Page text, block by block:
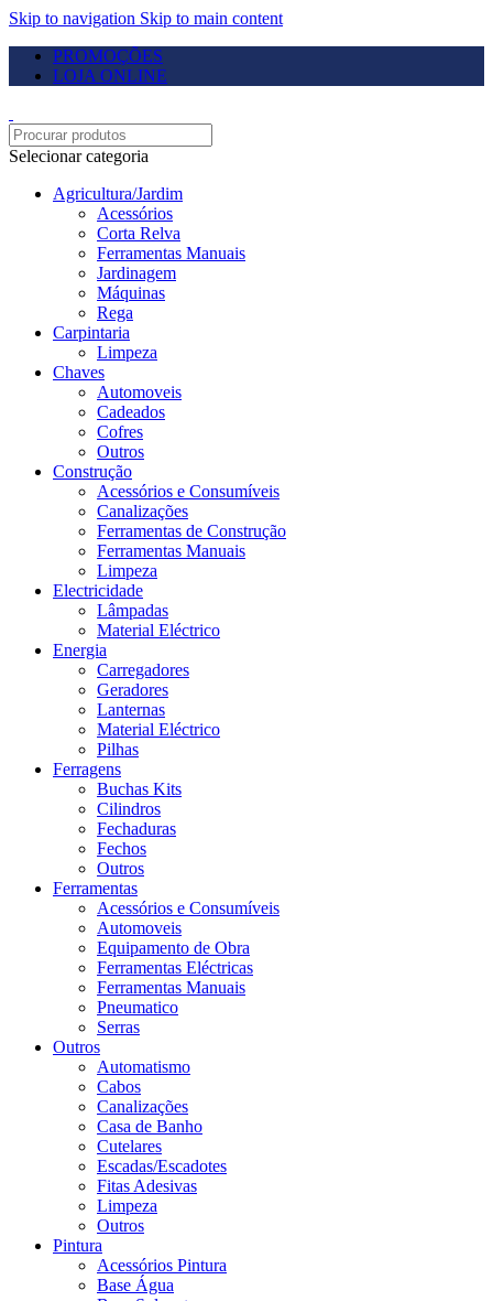
Skip to navigation Skip to main content
PROMOÇÕES
LOJA ONLINE
Selecionar categoria
Agricultura/Jardim
Acessórios
Corta Relva
Ferramentas Manuais
Jardinagem
Máquinas
Rega
Carpintaria
Limpeza
Chaves
Automoveis
Cadeados
Cofres
Outros
Construção
Acessórios e Consumíveis
Canalizações
Ferramentas de Construção
Ferramentas Manuais
Limpeza
Electricidade
Lâmpadas
Material Eléctrico
Energia
Carregadores
Geradores
Lanternas
Material Eléctrico
Pilhas
Ferragens
Buchas Kits
Cilindros
Fechaduras
Fechos
Outros
Ferramentas
Acessórios e Consumíveis
Automoveis
Equipamento de Obra
Ferramentas Eléctricas
Ferramentas Manuais
Pneumatico
Serras
Outros
Automatismo
Cabos
Canalizações
Casa de Banho
Cutelares
Escadas/Escadotes
Fitas Adesivas
Limpeza
Outros
Pintura
Acessórios Pintura
Base Água